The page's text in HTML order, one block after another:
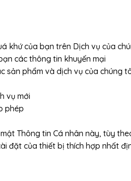
khứ của bạn trên Dịch vụ của
các thông tin khuyến mại
sản phẩm và dịch vụ của chúng
vụ mới
phép
Thông tin Cá nhân này, tùy
đặt của thiết bị thích hợp nhất